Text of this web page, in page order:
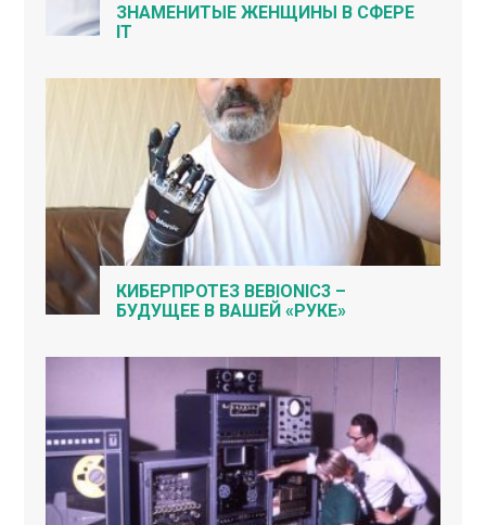
ЗНАМЕНИТЫЕ ЖЕНЩИНЫ В СФЕРЕ
IT
КИБЕРПРОТЕЗ BEBIONIC3 –
БУДУЩЕЕ В ВАШЕЙ «РУКЕ»